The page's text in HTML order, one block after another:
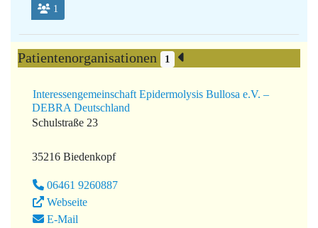
1
Patientenorganisationen 1
Interessengemeinschaft Epidermolysis Bullosa e.V. –
DEBRA Deutschland
Schulstraße 23
35216 Biedenkopf
06461 9260887
Webseite
E-Mail